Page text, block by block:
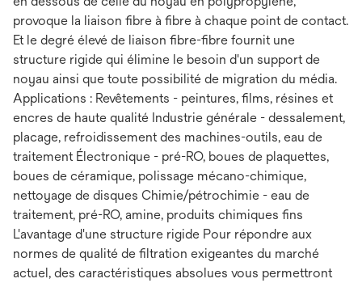
provoque la liaison fibre à fibre à chaque point de contact.
Et le degré élevé de liaison fibre-fibre fournit une
structure rigide qui élimine le besoin d'un support de
noyau ainsi que toute possibilité de migration du média.
Applications : Revêtements - peintures, films, résines et
encres de haute qualité Industrie générale - dessalement,
placage, refroidissement des machines-outils, eau de
traitement Électronique - pré-RO, boues de plaquettes,
boues de céramique, polissage mécano-chimique,
nettoyage de disques Chimie/pétrochimie - eau de
traitement, pré-RO, amine, produits chimiques fins
L'avantage d'une structure rigide Pour répondre aux
normes de qualité de filtration exigeantes du marché
actuel, des caractéristiques absolues vous permettront